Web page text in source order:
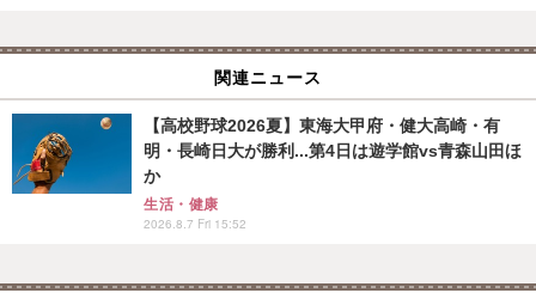
関連ニュース
【高校野球2026夏】東海大甲府・健大高崎・有
明・長崎日大が勝利...第4日は遊学館vs青森山田ほ
か
生活・健康
2026.8.7 Fri 15:52